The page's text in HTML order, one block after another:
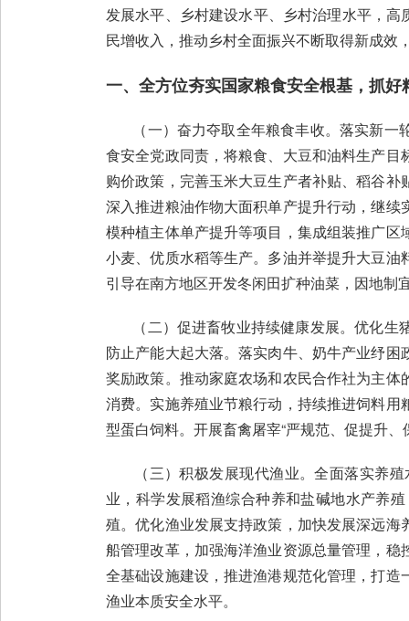
发展水平、乡村建设水平、乡村治理水平，高
民增收入，推动乡村全面振兴不断取得新成效
一、全方位夯实国家粮食安全根基，抓
（一）奋力夺取全年粮食丰收。落实新一
食安全党政同责，将粮食、大豆和油料生产
购价政策，完善玉米大豆生产者补贴、稻谷
深入推进粮油作物大面积单产提升行动，继
模种植主体单产提升等项目，集成组装推广
小麦、优质水稻等生产。多油并举提升大豆
引导在南方地区开发冬闲田扩种油菜，因地制
（二）促进畜牧业持续健康发展。优化生
防止产能大起大落。落实肉牛、奶牛产业纾
奖励政策。推动家庭农场和农民合作社为主
消费。实施养殖业节粮行动，持续推进饲料
型蛋白饲料。开展畜禽屠宰“严规范、促提升、
（三）积极发展现代渔业。全面落实养殖
业，科学发展稻渔综合种养和盐碱地水产养
殖。优化渔业发展支持政策，加快发展深远
船管理改革，加强海洋渔业资源总量管理，
全基础设施建设，推进渔港规范化管理，打
渔业本质安全水平。